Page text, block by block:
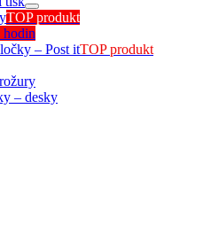
TOP produkt
hodin
– Post itTOP produkt
– desky